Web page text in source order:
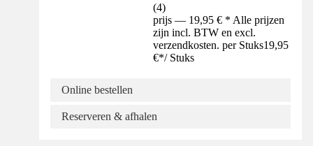
(4)
prijs — 19,95 € * Alle prijzen
zijn incl. BTW en excl.
verzendkosten. per Stuks19,95
€*/ Stuks
Online bestellen
Reserveren & afhalen